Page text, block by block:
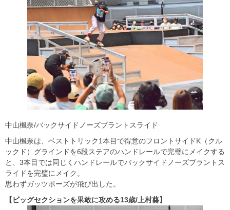
中山楓奈/バックサイドノーズブラントスライド
中山楓奈は、ベストトリック1本目で得意のフロントサイドK（クル
ックド）グラインドを6段ステアのハンドレールで完璧にメイクする
と、3本目では同じくハンドレールでバックサイドノーズブラントス
ライドを完璧にメイク。
思わずガッツポーズが飛び出した。
【ビッグセクションを果敢に攻める13歳/上村葵】